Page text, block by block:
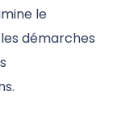
le
démarches